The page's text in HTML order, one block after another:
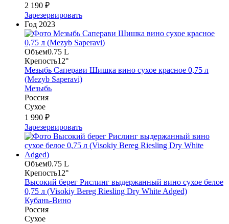
2 190 ₽
Зарезервировать
Год 2023
Объем0.75 L
Крепость12°
Мезыбь Саперави Шишка вино сухое красное 0,75 л
(Mezyb Saperavi)
Мезыбь
Россия
Сухое
1 990 ₽
Зарезервировать
Объем0.75 L
Крепость12°
Высокий берег Рислинг выдержанный вино сухое белое
0,75 л (Visokiy Bereg Riesling Dry White Adged)
Кубань-Вино
Россия
Сухое